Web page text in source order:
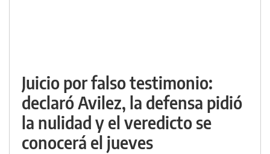
Juicio por falso testimonio:
declaró Avilez, la defensa pidió
la nulidad y el veredicto se
conocerá el jueves